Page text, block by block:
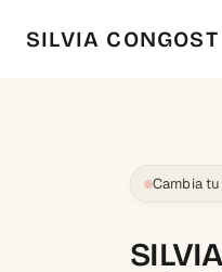
SILVIA CONGOST
Cambia